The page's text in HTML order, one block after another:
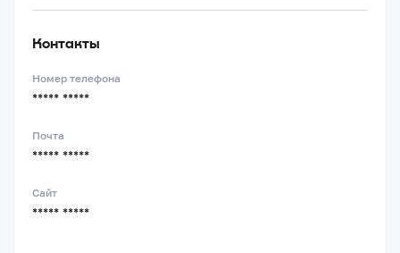
Контакты
Номер телефона
***** *****
Почта
***** *****
Сайт
***** *****